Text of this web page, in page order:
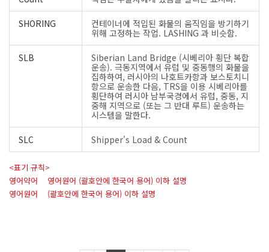
SHORING
컨테이너에 적입된 화물의 움직임을 방기하기
위해 고정하는 작업. LASHING 과 비슷함.
SLB
Siberian Land Bridge (시베리아 횡단 복합
운송). 극동지역에서 유럽 및 중동행의 화물을
집하하여, 러시아의 나호트카항과 보스토치니
항으로 운송한 다음, TRS을 이용 시베리아를
횡단하여 러시아 남부국경에서 유럽, 중동, 지
중해 지역으로 (또는 그 반대 루트) 운송하는
시스템을 말한다.
SLC Shipper's Load & Count
<표기 규칙>
영어약어 영어원어 (괄호안에 한국어 용어) 이하 설명
영어원어 (괄호안에 한국어 용어) 이하 설명